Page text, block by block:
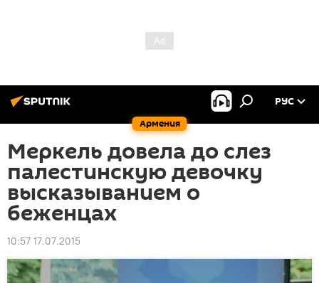
Армения
РУС
Меркель довела до слез
палестинскую девочку
высказыванием о
беженцах
10:57 17.07.2015